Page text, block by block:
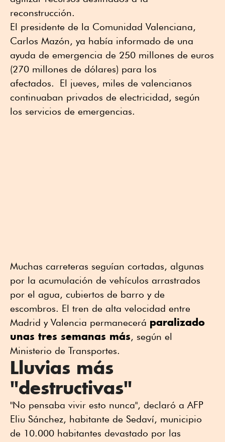
reconstrucción.
El presidente de la Comunidad Valenciana,
Carlos Mazón, ya había informado de una
ayuda de emergencia de 250 millones de euros
(270 millones de dólares) para los
afectados. El jueves, miles de valencianos
continuaban privados de electricidad, según
los servicios de emergencias.
Muchas carreteras seguían cortadas, algunas
por la acumulación de vehículos arrastrados
por el agua, cubiertos de barro y de
escombros. El tren de alta velocidad entre
Madrid y Valencia permanecerá paralizado
unas tres semanas más, según el
Ministerio de Transportes.
Lluvias más
"destructivas"
"No pensaba vivir esto nunca", declaró a AFP
Eliu Sánchez, habitante de Sedaví, municipio
de 10.000 habitantes devastado por las